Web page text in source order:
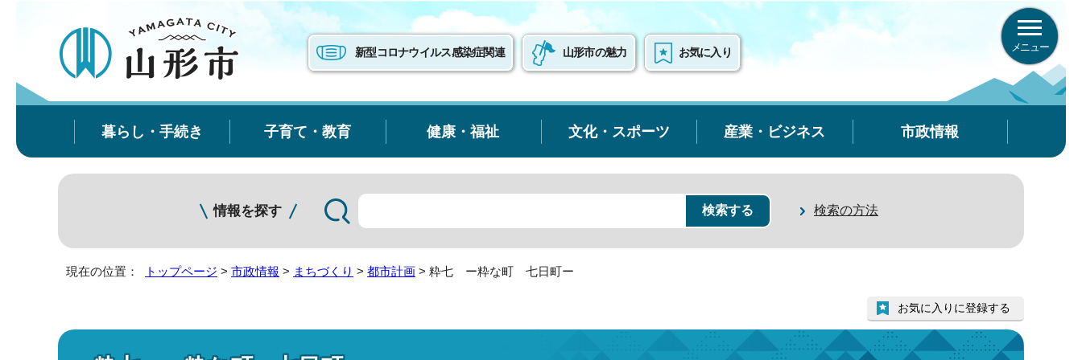
新型コロナウイルス感染症関連 山形市の魅力 お気に入り メニュー
暮らし・手続き 子育て・教育 健康・福祉 文化・スポーツ 産業・ビジネス 市政情報
情報を探す 検索の方法
現在の位置： トップページ > 市政情報 > まちづくり > 都市計画 > 粋七 ー粋な町 七日町ー
お気に入りに登録する